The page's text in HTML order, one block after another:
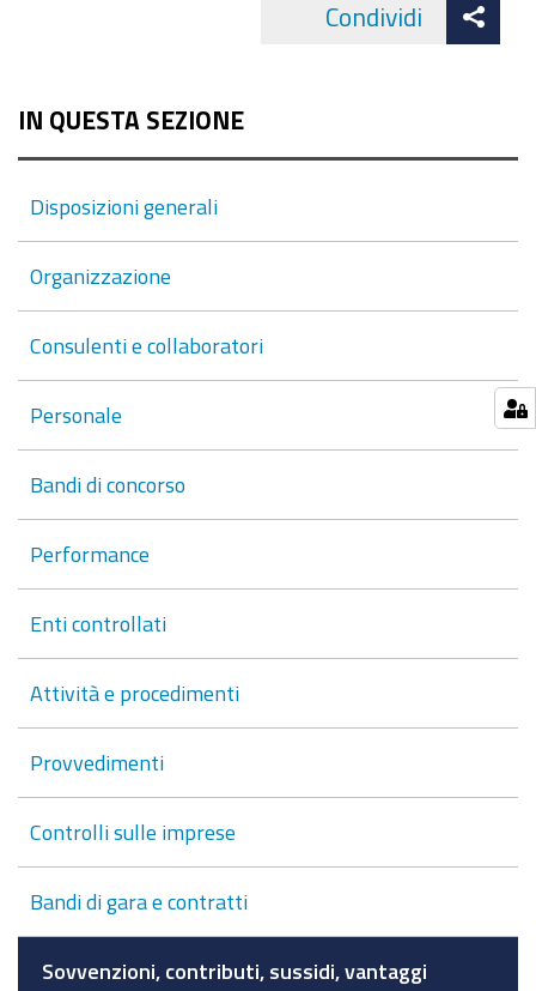
Condividi
IN QUESTA SEZIONE
Disposizioni generali
Organizzazione
Consulenti e collaboratori
Personale
Bandi di concorso
Performance
Enti controllati
Attività e procedimenti
Provvedimenti
Controlli sulle imprese
Bandi di gara e contratti
Sovvenzioni, contributi, sussidi, vantaggi